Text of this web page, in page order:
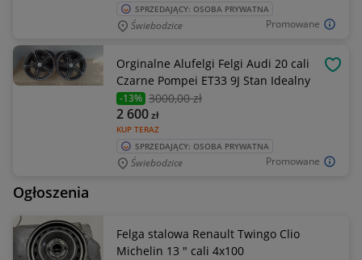
Promowane
SPRZEDAJĄCY: OSOBA PRYWATNA
Świebodzice
Promowane
Orginalne Alufelgi Felgi Audi 20 cali
Czarne Pompei ET33 9J Stan Idealny
-13% 3000,00 zł
KUP TERAZ
2 600zł
SPRZEDAJĄCY: OSOBA PRYWATNA
Świebodzice
Ogłoszenia
Felga stalowa Renault Twingo Clio
Michelin 13 " cali 4x100